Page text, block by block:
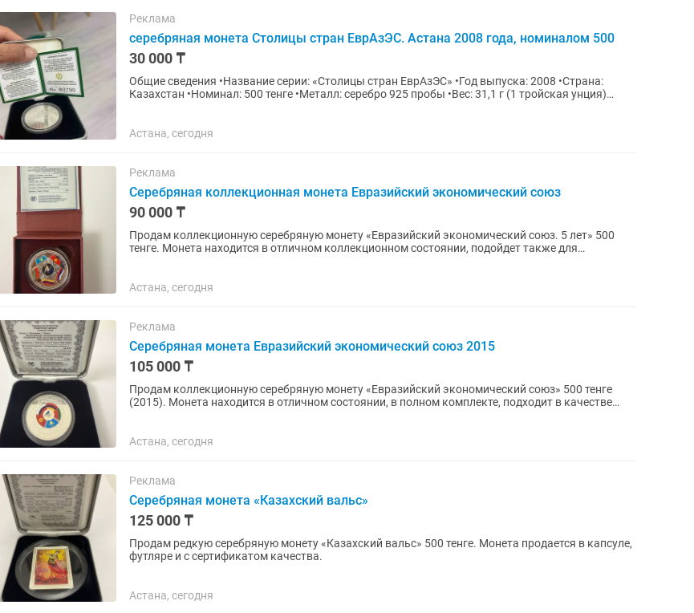
Реклама
серебряная монета Столицы стран ЕврАзЭС. Астана 2008 года, номиналом 500
30 000 ₸
Общие сведения •Название серии: «Столицы стран ЕврАзЭС» •Год выпуска: 2008 •Страна:
Казахстан •Номинал: 500 тенге •Металл: серебро 925 пробы •Вес: 31,1 г (1 тройская унция)
Астана, сегодня
Реклама
Серебряная коллекционная монета Евразийский экономический союз
90 000 ₸
Продам коллекционную серебряную монету «Евразийский экономический союз. 5 лет» 500
тенге. Монета находится в отличном коллекционном состоянии, подойдет также для
Астана, сегодня
Реклама
Серебряная монета Евразийский экономический союз 2015
105 000 ₸
Продам коллекционную серебряную монету «Евразийский экономический союз» 500 тенге
(2015). Монета находится в отличном состоянии, в полном комплекте, подходит в качестве
Астана, сегодня
Реклама
Серебряная монета «Казахский вальс»
125 000 ₸
Продам редкую серебряную монету «Казахский вальс» 500 тенге. Монета продается в капсуле,
футляре и с сертификатом качества.
Астана, сегодня